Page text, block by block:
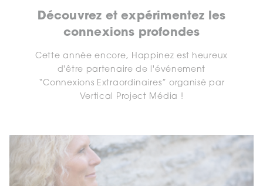
Découvrez et expérimentez les
connexions profondes
Cette année encore, Happinez est heureux
d'être partenaire de l'événement
“Connexions Extraordinaires” organisé par
Vertical Project Média !